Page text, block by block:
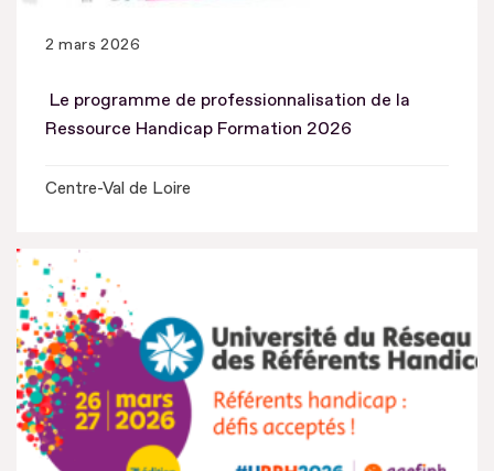
2 mars 2026
Le programme de professionnalisation de la
Ressource Handicap Formation 2026
Centre-Val de Loire